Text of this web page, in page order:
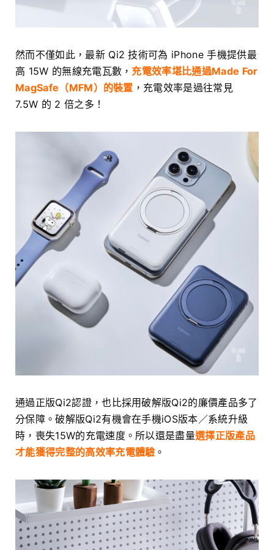
然而不僅如此，最新 Qi2 技術可為 iPhone 手機提供最
高 15W 的無線充電瓦數， 充電效率堪比通過Made For
MagSafe（MFM）的裝置 ，充電效率是過往常見
7.5W 的 2 倍之多！
通過正版Qi2認證，也比採用破解版Qi2的廉價產品多了
分保障。破解版Qi2有機會在手機iOS版本／系統升級
時，喪失15W的充電速度。所以還是盡量選擇正版產品
才能獲得完整的高效率充電體驗 。